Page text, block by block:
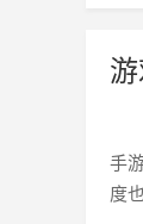
手
度